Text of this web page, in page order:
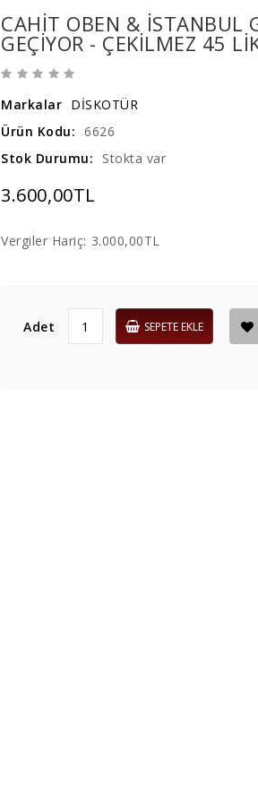
CAHIT OBEN & ISTANBUL
GEÇIYOR - ÇEKILMEZ 45
Markalar DİSKOTÜR
Ürün Kodu: 6626
Stok Durumu:
Stokta var
3.600,00TL
Vergiler Hariç: 3.000,00TL
Adet SEPETE EKLE